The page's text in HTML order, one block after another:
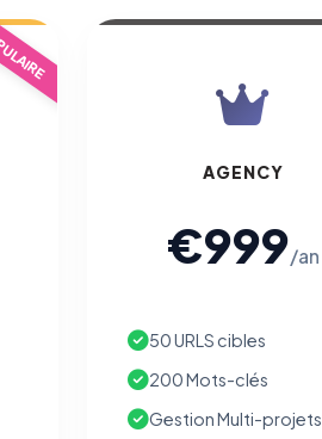
AGENCY
€999/an
50 URLS cibles
200 Mots-clés
Gestion Multi-projets